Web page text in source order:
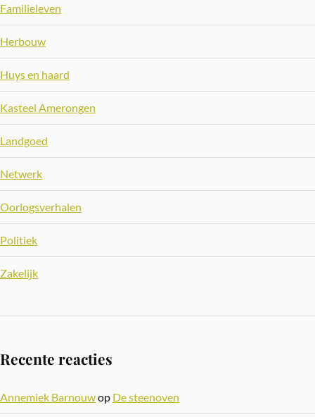
Familieleven
Herbouw
Huys en haard
Kasteel Amerongen
Landgoed
Netwerk
Oorlogsverhalen
Politiek
Zakelijk
Recente reacties
Annemiek Barnouwop De steenoven